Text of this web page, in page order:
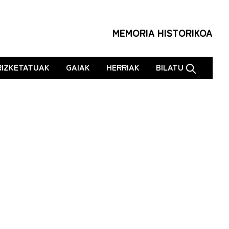
MEMORIA HISTORIKOA
GAIAK HERRIAK BILATU